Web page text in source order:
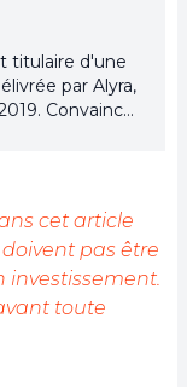
titulaire d'une
par Alyra,
Convaincu
le grand
évolution.
de mieux
les
chaque jour
de
relayer les
cet article
pas être
investissement.
toute